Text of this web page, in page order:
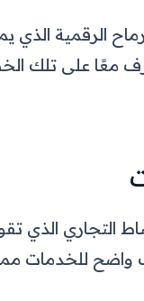
الذي
معًا على تلك
التجاري الذي
واضح للخدمات